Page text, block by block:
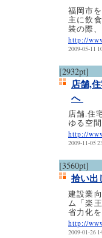
福岡市
主に飲
装の際
http://
2009-05-11
[2932pt]
店舗,
へ
店舗.住
ゆる空
http://
2009-11-05
[3560pt]
拾い出
建設業
ム「楽
省力化
http://
2009-01-26